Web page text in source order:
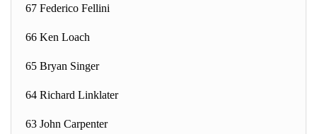
67 Federico Fellini
66 Ken Loach
65 Bryan Singer
64 Richard Linklater
63 John Carpenter